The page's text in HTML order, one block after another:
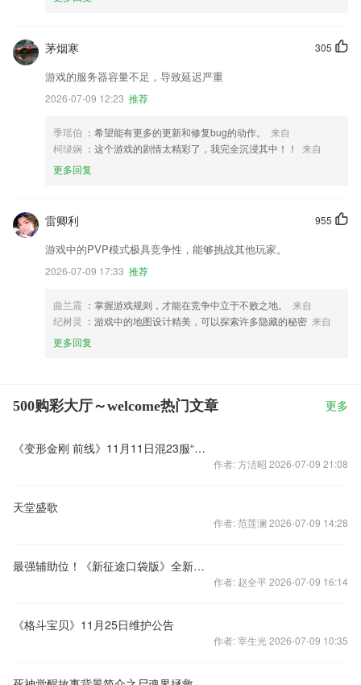
305
茅烟寒
游戏的服务器容量不足，导致延迟严重
2026-07-09 12:23 推荐
季瑶伯 ：希望能有更多的更新和修复bug的动作。
来自
柯绿娴 ：这个游戏的剧情太精彩了，我完全沉浸其中！！
来自
更多回复
955
雷卿利
游戏中的PVP模式极具竞争性，能够挑战其他玩家。
2026-07-09 17:33 推荐
曲兰震 ：掌握游戏规则，才能在竞争中立于不败之地。
来自
纪树灵 ：游戏中的地图设计精美，可以探索许多隐藏的秘密 来自
更多回复
500购彩大厅～welcome热门文章 更多
《变形金刚 前线》11月11日混23服“地狱咆哮”盛大开启
作者: 方洁昭 2026-07-09 21:08
天堂盛歌
作者: 范莲澜 2026-07-09 14:28
最强辅助位！《新征途口袋版》全新时装带你突破巅峰
作者: 赵全平 2026-07-09 16:14
《格斗宝贝》11月25日维护公告
作者: 宰生光 2026-07-09 10:35